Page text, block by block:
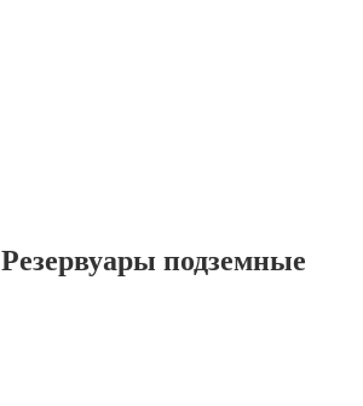
Резервуары подземные